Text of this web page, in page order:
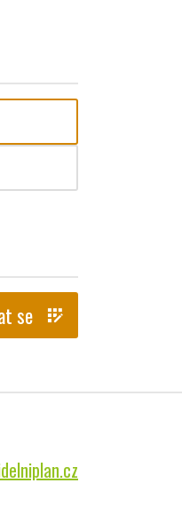
se app_registration